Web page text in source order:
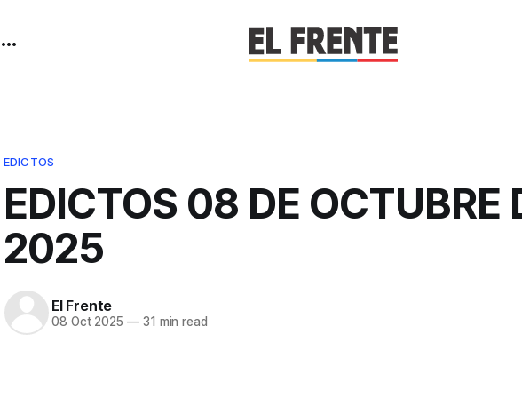
EDICTOS
EDICTOS 08 DE OCTUBRE
2025
El Frente
08 Oct 2025 —31 min read